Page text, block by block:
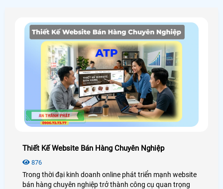
Thiết Kế Website Bán Hàng Chuyên Nghiệp
876
Trong thời đại kinh doanh online phát triển mạnh website
bán hàng chuyên nghiệp trở thành công cụ quan trọng